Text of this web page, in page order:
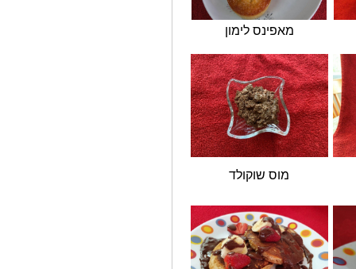
מאפינס לימון
מוס שוקולד